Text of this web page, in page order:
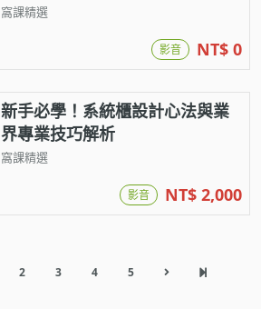
窩課精選
影音 NT$ 0
新手必學！系統櫃設計心法與業
界專業技巧解析
窩課精選
影音 NT$ 2,000
2 3 4 5